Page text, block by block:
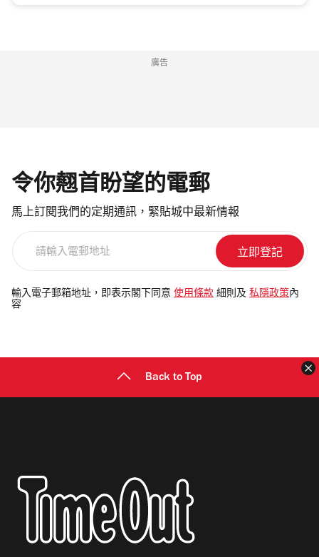
廣告
令你翹首盼望的電郵
馬上訂閱我們的定期通訊，緊貼城中最新情報
電
郵
輸入電子郵箱地址，即表示閣下同意 使用條款 細則及 私隱政策 內
容
Back to Top